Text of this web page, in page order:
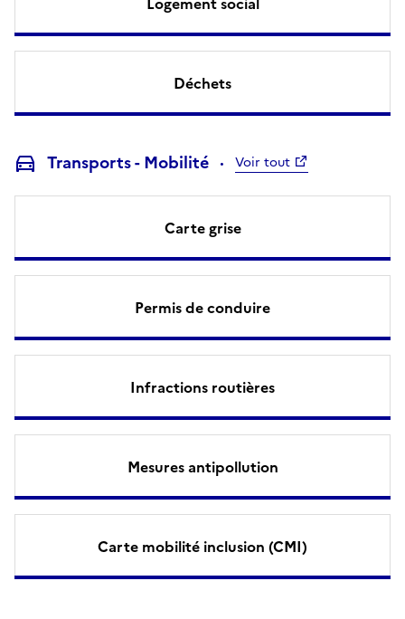
Déchets
Transports - Mobilité Voir tout
Carte grise
Permis de conduire
Infractions routières
Mesures antipollution
Carte mobilité inclusion (CMI)